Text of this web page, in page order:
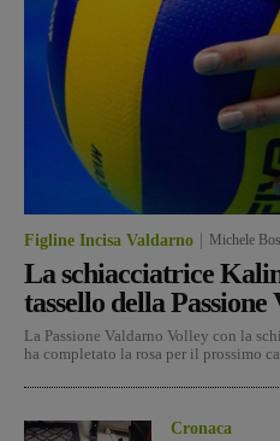
Figline Incisa Valdarno Michele
La schiacciatrice
tassello della
La Passione Valdarno Volley con la
ha completato la rosa per il prossimo
Cronaca